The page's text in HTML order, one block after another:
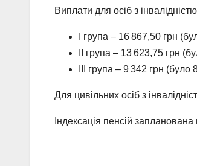
Виплати для осіб з
І група – 16 867,50 грн
ІІ група – 13 623,75 грн
ІІІ група – 9 342 грн (було
Для цивільних осіб з
Індексація пенсій